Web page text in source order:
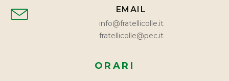
EMAIL
info@fratellicolle.it
fratellicolle@pec.it
ORARI